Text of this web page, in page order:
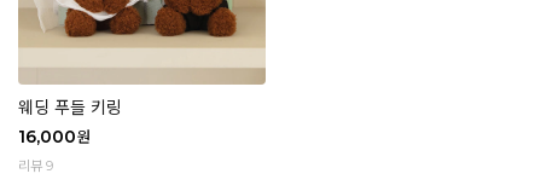
웨딩 푸들 키링
16,000원
리뷰 9